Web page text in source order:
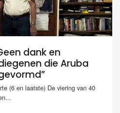
dank en
die Aruba
(6 en laatste) De viering van 40